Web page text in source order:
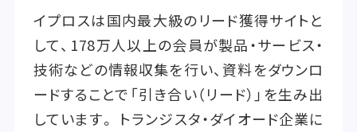
イプロスは国内最大級のリード獲得サイトと
して、178万人以上の会員が製品・サービス・
技術などの情報収集を行い、資料をダウンロ
ードすることで「引き合い（リード）」を生み出
しています。 トランジスタ・ダイオード企業に